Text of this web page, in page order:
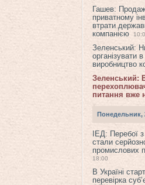
Гашев:
приватному
втрати
компанією
Зеленський:
організувати
виробництво
Зеленський:
питання вже
Понедельник,
ІЕД: Перебої
стали
промислових
18:00
В Україні
перевірка